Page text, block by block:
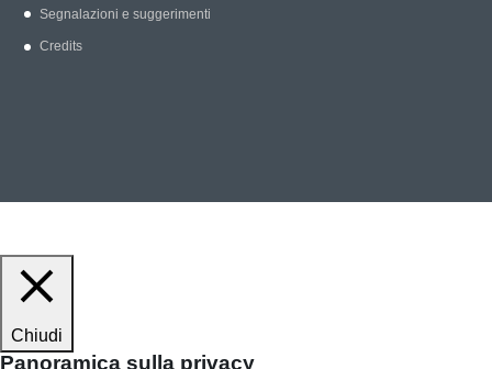
Segnalazioni e suggerimenti
Credits
Chiudi
Panoramica sulla privacy